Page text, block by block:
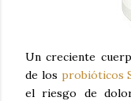
Un creciente
de los probióticos
el riesgo de